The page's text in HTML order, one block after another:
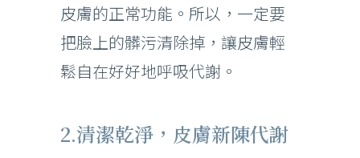
皮膚的正常功能。所以，一定要
把臉上的髒污清除掉，讓皮膚輕
鬆自在好好地呼吸代謝。
2.清潔乾淨，皮膚新陳代謝